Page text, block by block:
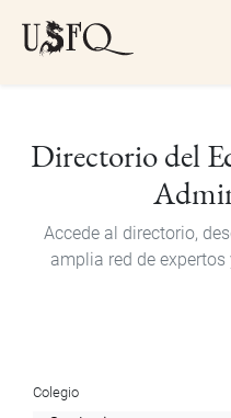
Directorio del
Accede al directorio,
amplia red de
Colegio